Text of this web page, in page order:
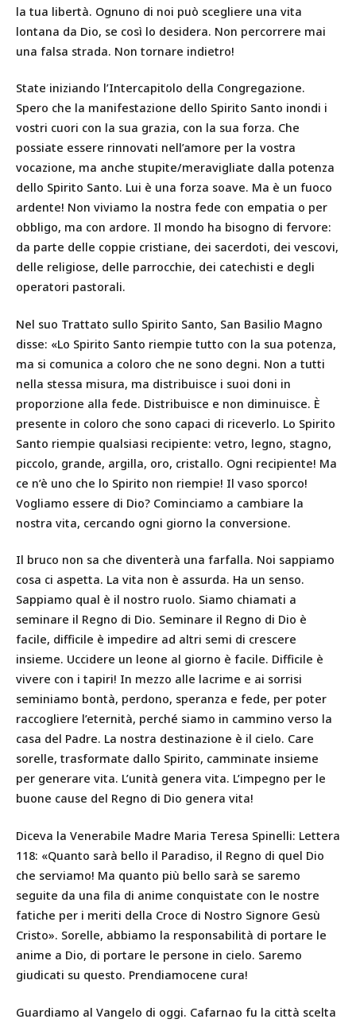
la tua libertà. Ognuno di noi può scegliere una vita
lontana da Dio, se così lo desidera. Non percorrere mai
una falsa strada. Non tornare indietro!
State iniziando l’Intercapitolo della Congregazione.
Spero che la manifestazione dello Spirito Santo inondi i
vostri cuori con la sua grazia, con la sua forza. Che
possiate essere rinnovati nell’amore per la vostra
vocazione, ma anche stupite/meravigliate dalla potenza
dello Spirito Santo. Lui è una forza soave. Ma è un fuoco
ardente! Non viviamo la nostra fede con empatia o per
obbligo, ma con ardore. Il mondo ha bisogno di fervore:
da parte delle coppie cristiane, dei sacerdoti, dei vescovi,
delle religiose, delle parrocchie, dei catechisti e degli
operatori pastorali.
Nel suo Trattato sullo Spirito Santo, San Basilio Magno
disse: «Lo Spirito Santo riempie tutto con la sua potenza,
ma si comunica a coloro che ne sono degni. Non a tutti
nella stessa misura, ma distribuisce i suoi doni in
proporzione alla fede. Distribuisce e non diminuisce. È
presente in coloro che sono capaci di riceverlo. Lo Spirito
Santo riempie qualsiasi recipiente: vetro, legno, stagno,
piccolo, grande, argilla, oro, cristallo. Ogni recipiente! Ma
ce n’è uno che lo Spirito non riempie! Il vaso sporco!
Vogliamo essere di Dio? Cominciamo a cambiare la
nostra vita, cercando ogni giorno la conversione.
Il bruco non sa che diventerà una farfalla. Noi sappiamo
cosa ci aspetta. La vita non è assurda. Ha un senso.
Sappiamo qual è il nostro ruolo. Siamo chiamati a
seminare il Regno di Dio. Seminare il Regno di Dio è
facile, difficile è impedire ad altri semi di crescere
insieme. Uccidere un leone al giorno è facile. Difficile è
vivere con i tapiri! In mezzo alle lacrime e ai sorrisi
seminiamo bontà, perdono, speranza e fede, per poter
raccogliere l’eternità, perché siamo in cammino verso la
casa del Padre. La nostra destinazione è il cielo. Care
sorelle, trasformate dallo Spirito, camminate insieme
per generare vita. L’unità genera vita. L’impegno per le
buone cause del Regno di Dio genera vita!
Diceva la Venerabile Madre Maria Teresa Spinelli: Lettera
118: «Quanto sarà bello il Paradiso, il Regno di quel Dio
che serviamo! Ma quanto più bello sarà se saremo
seguite da una fila di anime conquistate con le nostre
fatiche per i meriti della Croce di Nostro Signore Gesù
Cristo». Sorelle, abbiamo la responsabilità di portare le
anime a Dio, di portare le persone in cielo. Saremo
giudicati su questo. Prendiamocene cura!
Guardiamo al Vangelo di oggi. Cafarnao fu la città scelta